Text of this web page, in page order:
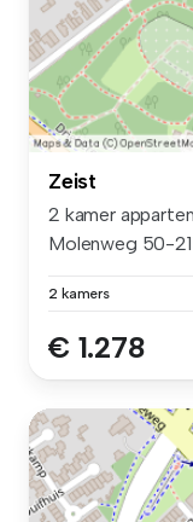
Zeist
2 kamer
Molenweg 50-
2 kamers
€ 1.278